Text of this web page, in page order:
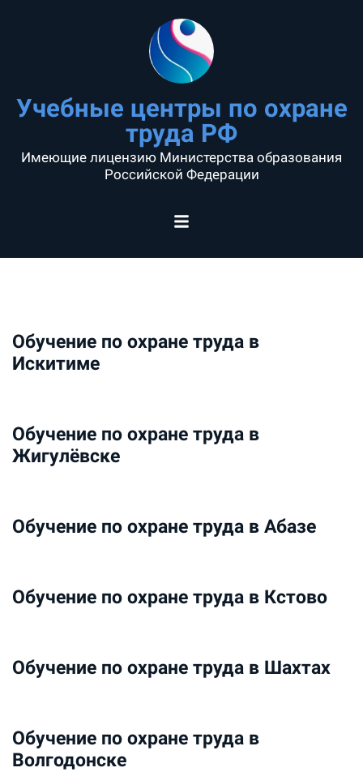
Учебные центры по охране
труда РФ
Имеющие лицензию Министерства образования
Российской Федерации
Обучение по охране труда в
Искитиме
Обучение по охране труда в
Жигулёвске
Обучение по охране труда в Абазе
Обучение по охране труда в Кстово
Обучение по охране труда в Шахтах
Обучение по охране труда в
Волгодонске